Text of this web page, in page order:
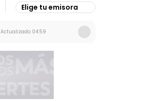
Elige tu emisora
Actualizado 04:59